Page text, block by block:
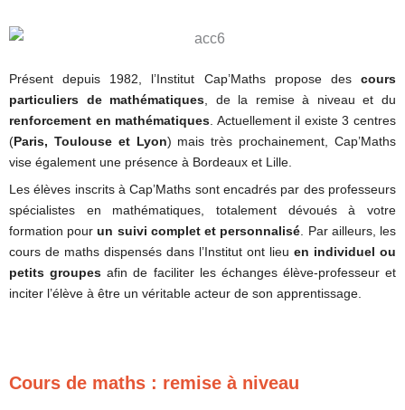
Présent depuis 1982, l’Institut Cap’Maths propose des cours
particuliers de mathématiques , de la remise à niveau et du
renforcement en mathématiques . Actuellement il existe 3 centres
(Paris, Toulouse et Lyon) mais très prochainement, Cap’Maths
vise également une présence à Bordeaux et Lille.
Les élèves inscrits à Cap’Maths sont encadrés par des professeurs
spécialistes en mathématiques, totalement dévoués à votre
formation pourun suivi complet et personnalisé . Par ailleurs, les
cours de maths dispensés dans l’Institut ont lieu en individuel ou
petits groupesafin de faciliter les échanges élève-professeur et
inciter l’élève à être un véritable acteur de son apprentissage.
Cours de maths : remise à niveau